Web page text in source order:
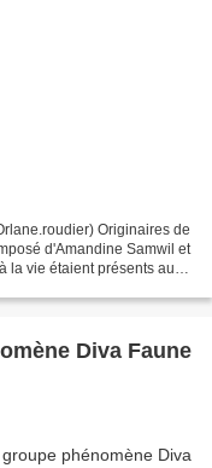
Originaires de
d'Amandine Samwil et
la vie étaient présents au
Diva Faune